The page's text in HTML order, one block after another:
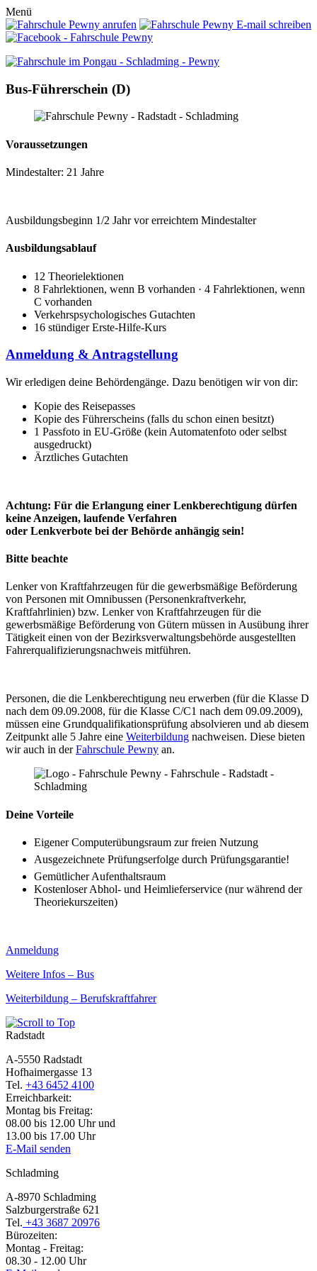
Menü
Bus-Führerschein (D)
Voraussetzungen
Mindestalter: 21 Jahre
Ausbildungsbeginn 1/2 Jahr vor erreichtem Mindestalter
Ausbildungsablauf
12 Theorielektionen
8 Fahrlektionen, wenn B vorhanden · 4 Fahrlektionen, wenn
C vorhanden
Verkehrspsychologisches Gutachten
16 stündiger Erste-Hilfe-Kurs
Anmeldung & Antragstellung
Wir erledigen deine Behördengänge. Dazu benötigen wir von dir:
Kopie des Reisepasses
Kopie des Führerscheins (falls du schon einen besitzt)
1 Passfoto in EU-Größe (kein Automatenfoto oder selbst
ausgedruckt)
Ärztliches Gutachten
Achtung: Für die Erlangung einer Lenkberechtigung dürfen
keine Anzeigen, laufende Verfahren
oder Lenkverbote bei der Behörde anhängig sein!
Bitte beachte
Lenker von Kraftfahrzeugen für die gewerbsmäßige Beförderung
von Personen mit Omnibussen (Personenkraftverkehr,
Kraftfahrlinien) bzw. Lenker von Kraftfahrzeugen für die
gewerbsmäßige Beförderung von Gütern müssen in Ausübung ihrer
Tätigkeit einen von der Bezirksverwaltungsbehörde ausgestellten
Fahrerqualifizierungsnachweis mitführen.
Personen, die die Lenkberechtigung neu erwerben (für die Klasse D
nach dem 09.09.2008, für die Klasse C/C1 nach dem 09.09.2009),
müssen eine Grundqualifikationsprüfung absolvieren und ab diesem
Zeitpunkt alle 5 Jahre eine Weiterbildung nachweisen. Diese bieten
wir auch in derFahrschule Pewny an.
Deine Vorteile
Eigener Computerübungsraum zur freien Nutzung
Ausgezeichnete Prüfungserfolge durch Prüfungsgarantie!
Gemütlicher Aufenthaltsraum
Kostenloser Abhol- und Heimlieferservice (nur während der
Theoriekurszeiten)
Anmeldung
Weitere Infos – Bus
Weiterbildung – Berufskraftfahrer
Radstadt
A-5550 Radstadt
Hofhaimergasse 13
Tel. +43 6452 4100
Erreichbarkeit:
Montag bis Freitag:
08.00 bis 12.00 Uhr und
13.00 bis 17.00 Uhr
E-Mail senden
Schladming
A-8970 Schladming
Salzburgerstraße 621
Tel. +43 3687 20976
Bürozeiten:
Montag - Freitag:
08.30 - 12.00 Uhr